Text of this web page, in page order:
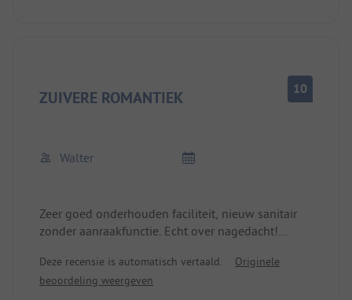
Ik kom zeker terug en beveel deze plek ten zeerste
ZUIVERE ROMANTIEK 10
Walter
Zeer goed onderhouden faciliteit, nieuw sanitair
zonder aanraakfunctie. Echt over nagedacht!
kleine winkelmogelijkheden en elke dag vers
brood en gebak. Het is ons zeer goed bevallen, we
Deze recensie is automatisch vertaald.
Originele
beoordeling weergeven